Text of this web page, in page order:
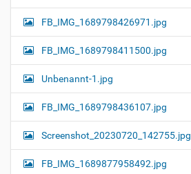
FB_IMG_1689798426971.jpg
FB_IMG_1689798411500.jpg
Unbenannt-1.jpg
FB_IMG_1689798436107.jpg
Screenshot_20230720_142755.jpg
FB_IMG_1689877958492.jpg